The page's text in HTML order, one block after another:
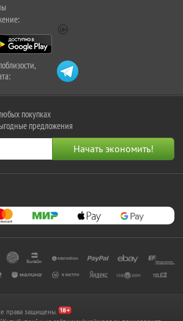
покупках
предложения
права защищены.